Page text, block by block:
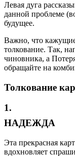
Левая дуга
данной проблеме
будущее.
Важно, что
толкование. Так,
чиновника, а
обращайте на
Толкование
1.
НАДЕЖДА
Эта прекрасная
вдохновляет